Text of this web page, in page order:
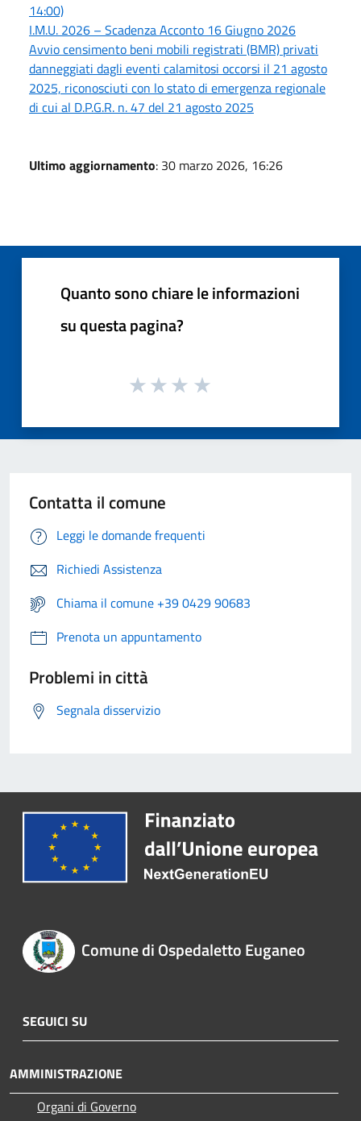
14:00)
I.M.U. 2026 – Scadenza Acconto 16 Giugno 2026
Avvio censimento beni mobili registrati (BMR) privati
danneggiati dagli eventi calamitosi occorsi il 21 agosto
2025, riconosciuti con lo stato di emergenza regionale
di cui al D.P.G.R. n. 47 del 21 agosto 2025
Ultimo aggiornamento: 30 marzo 2026, 16:26
Quanto sono chiare le informazioni
su questa pagina?
Contatta il comune
Leggi le domande frequenti
Richiedi Assistenza
Chiama il comune +39 0429 90683
Prenota un appuntamento
Problemi in città
Segnala disservizio
Comune di Ospedaletto Euganeo
SEGUICI SU
AMMINISTRAZIONE
Organi di Governo